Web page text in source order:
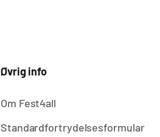
Øvrig info
Om Fest4all
Standardfortrydelsesformular